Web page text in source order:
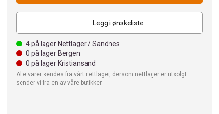
Legg i ønskeliste
4på lager Nettlager / Sandnes
0 på lager Bergen
0 på lager Kristiansand
Alle varer sendes fra vårt nettlager, dersom nettlager er utsolgt
sender vi fra en av våre butikker.